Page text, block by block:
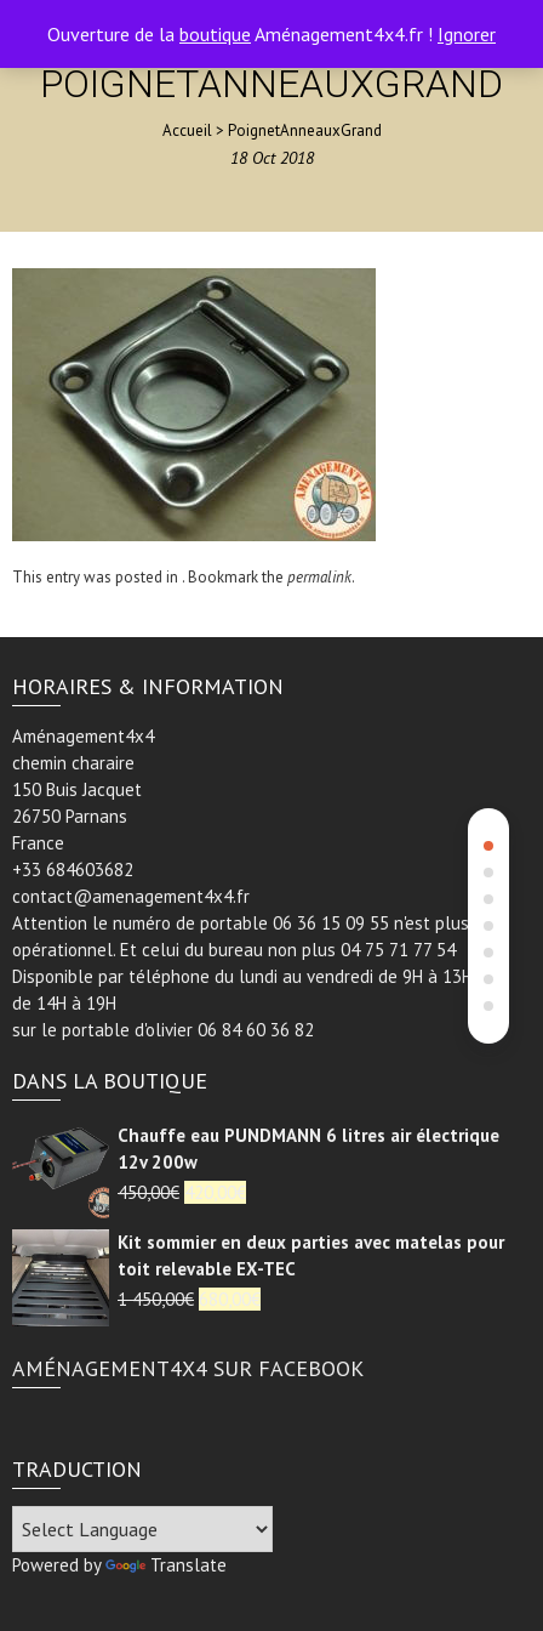
Ouverture de la boutique Aménagement4x4.fr ! Ignorer
POIGNETANNEAUXGRAND
Accueil> PoignetAnneauxGrand
18 Oct 2018
This entry was posted in . Bookmark the permalink.
HORAIRES & INFORMATION
Aménagement4x4
chemin charaire
150 Buis Jacquet
26750 Parnans
France
+33 684603682
contact@amenagement4x4.fr
Attention le numéro de portable 06 36 15 09 55 n'est plus
opérationnel. Et celui du bureau non plus 04 75 71 77 54
Disponible par téléphone du lundi au vendredi de 9H à 13H et
de 14H à 19H
sur le portable d'olivier 06 84 60 36 82
DANS LA BOUTIQUE
Chauffe eau PUNDMANN 6 litres air électrique
12v 200w
450,00€ Le
initial
était :
450,00€.
420,00€Le
actuel
est :
420,00€.
Kit sommier en deux parties avec matelas pour
toit relevable EX-TEC
1 450,00€ Le
était :
680,00€Le
est :
AMÉNAGEMENT4X4 SUR FACEBOOK
TRADUCTION
Powered by Translate